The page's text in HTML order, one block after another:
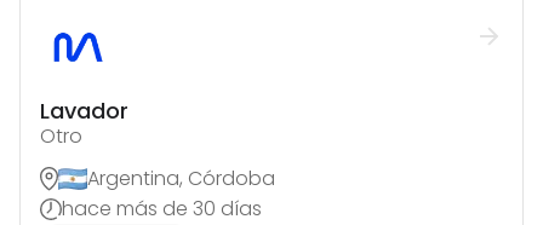
Lavador
Otro
Argentina, Córdoba
hace más de 30 días